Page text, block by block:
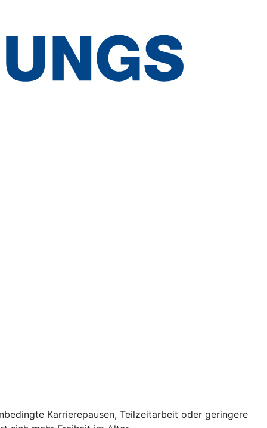
Karrierepausen, Teilzeitarbeit oder geringere